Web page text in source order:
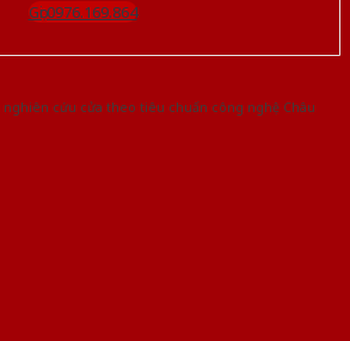
Gọi 0976.169.864
cứu cửa theo tiêu chuẩn công nghệ Châu
xuất & cung cấp hàng đầu tại Việt Nam!